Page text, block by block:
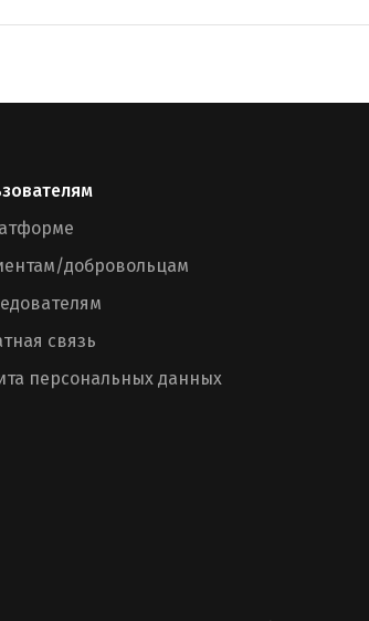
добровольцам
связь
персональных данных